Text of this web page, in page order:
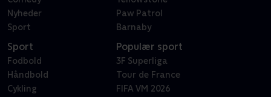
Nyheder
Sport
Paw Patrol
Barnaby
Sport
Fodbold
Håndbold
Cykling
Populær sport
3F Superliga
Tour de France
FIFA VM 2026